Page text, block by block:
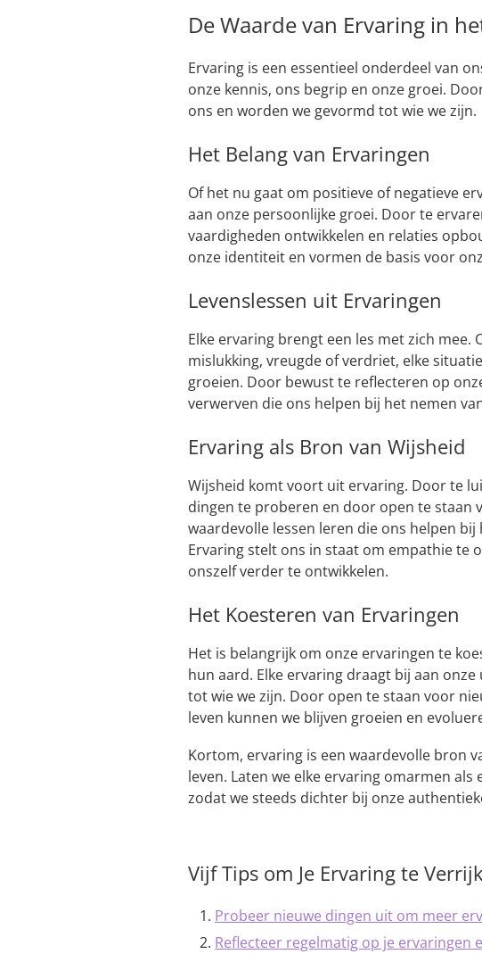
De Waarde van Ervaring in
Ervaring is een essentieel onderdeel van
onze kennis, ons begrip en onze groei.
ons en worden we gevormd tot wie we zijn.
Het Belang van Ervaringen
Of het nu gaat om positieve of negatieve
aan onze persoonlijke groei. Door te
vaardigheden ontwikkelen en relaties
onze identiteit en vormen de basis voor
Levenslessen uit Ervaringen
Elke ervaring brengt een les met zich mee.
mislukking, vreugde of verdriet, elke
groeien. Door bewust te reflecteren op
verwerven die ons helpen bij het nemen
Ervaring als Bron van Wijsheid
Wijsheid komt voort uit ervaring. Door te
dingen te proberen en door open te staan
waardevolle lessen leren die ons helpen
Ervaring stelt ons in staat om empathie te
onszelf verder te ontwikkelen.
Het Koesteren van Ervaringen
Het is belangrijk om onze ervaringen te
hun aard. Elke ervaring draagt bij aan
tot wie we zijn. Door open te staan voor
leven kunnen we blijven groeien en
Kortom, ervaring is een waardevolle bron
leven. Laten we elke ervaring omarmen
zodat we steeds dichter bij onze
Vijf Tips om Je Ervaring te
Probeer nieuwe dingen uit om meer
Reflecteer regelmatig op je ervaringen